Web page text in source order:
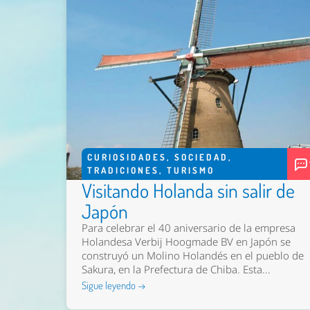
CURIOSIDADES,SOCIEDAD,
TRADICIONES,TURISMO
Visitando Holanda sin salir de
Japón
Para celebrar el 40 aniversario de la empresa
Holandesa Verbij Hoogmade BV en Japón se
construyó un Molino Holandés en el pueblo de
Sakura, en la Prefectura de Chiba. Esta...
Sigue leyendo →